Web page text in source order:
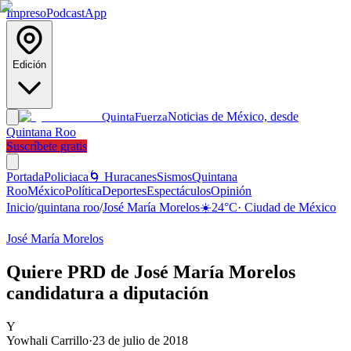
ImpresoPodcastApp
Edición
QuintaFuerzaNoticias de México, desde
Quintana Roo
Suscríbete gratis
PortadaPoliciaca 🌀 HuracanesSismosQuintana
RooMéxicoPolíticaDeportesEspectáculosOpinión
Inicio/quintana roo/José María Morelos☀️24°C· Ciudad de México
José María Morelos
Quiere PRD de José María Morelos
candidatura a diputación
Y
Yowhali Carrillo·23 de julio de 2018